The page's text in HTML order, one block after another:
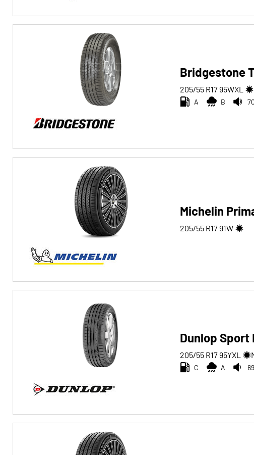
Bridgestone
205/55 R17 95WXL
A B
Michelin
205/55 R17 91W
Dunlop Sport
205/55 R17 95YXL
C A